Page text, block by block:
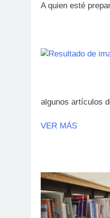
A quien esté
algunos artículos
VER MÁS